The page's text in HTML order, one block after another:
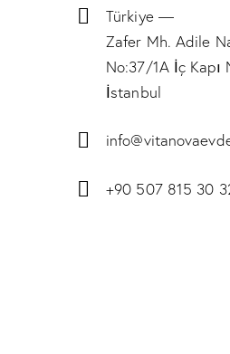
Türkiye —
Zafer Mh. Adile
No:37/1A İç Kapı
İstanbul
+90 507 815 30